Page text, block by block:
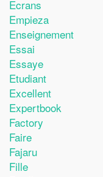
Ecrans
Empieza
Enseignement
Essai
Essaye
Etudiant
Excellent
Expertbook
Factory
Faire
Fajaru
Fille